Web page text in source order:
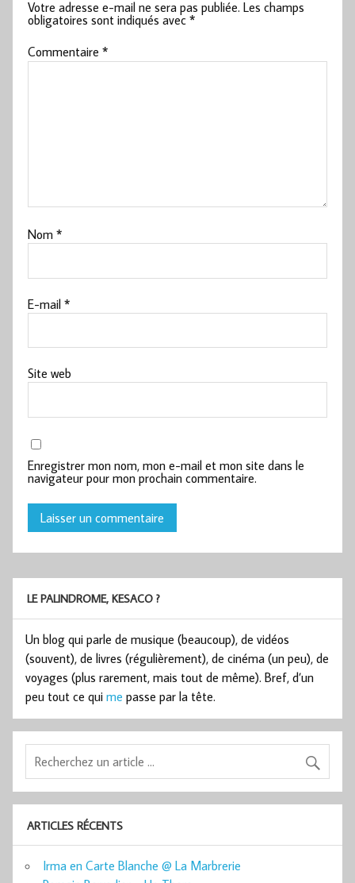
Votre adresse e-mail ne sera pas publiée. Les champs
obligatoires sont indiqués avec*
Commentaire*
Nom*
E-mail*
Site web
Enregistrer mon nom, mon e-mail et mon site dans le
navigateur pour mon prochain commentaire.
LE PALINDROME, KESACO ?
Un blog qui parle de musique (beaucoup), de vidéos
(souvent), de livres (régulièrement), de cinéma (un peu), de
voyages (plus rarement, mais tout de même). Bref, d’un
peu tout ce qui me passe par la tête.
ARTICLES RÉCENTS
Irma en Carte Blanche @ La Marbrerie